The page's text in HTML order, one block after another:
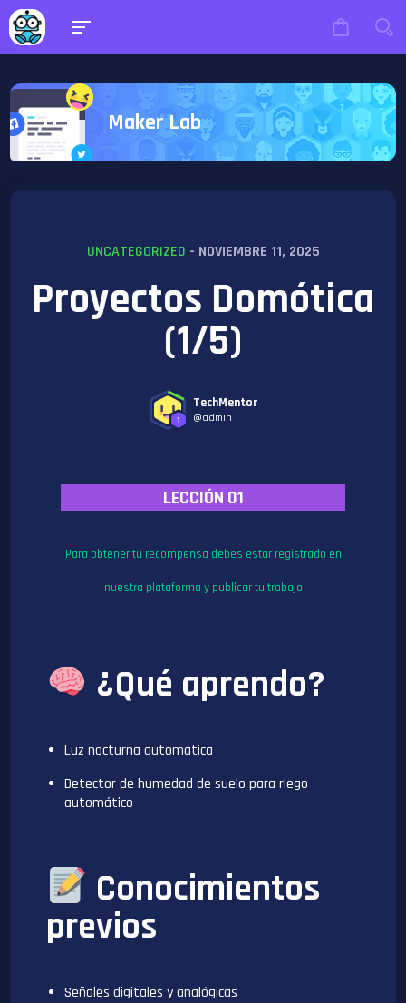
Maker Lab
UNCATEGORIZED - NOVIEMBRE 11, 2025
Proyectos Domótica
(1/5)
1
TechMentor
@admin
LECCIÓN 01
Para obtener tu recompensa debes estar registrado en
nuestra plataforma y publicar tu trabajo
¿Qué aprendo?
Luz nocturna automática
Detector de humedad de suelo para riego
automático
Conocimientos
previos
Señales digitales y analógicas